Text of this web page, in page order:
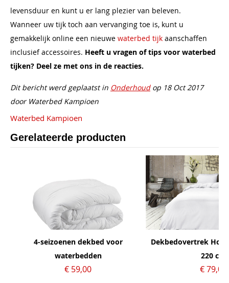
levensduur en kunt u er lang plezier van beleven.
Wanneer uw tijk toch aan vervanging toe is, kunt u
gemakkelijk online een nieuwe waterbed tijk aanschaffen
inclusief accessoires. Heeft u vragen of tips voor waterbed
tijken? Deel ze met ons in de reacties.
Dit bericht werd geplaatst in Onderhoudop 18 Oct 2017
door Waterbed Kampioen
Waterbed Kampioen
Gerelateerde producten
4-seizoenen dekbed voor
waterbedden
€ 59,00
Dekbedovertrek
220 cm
€ 79,00